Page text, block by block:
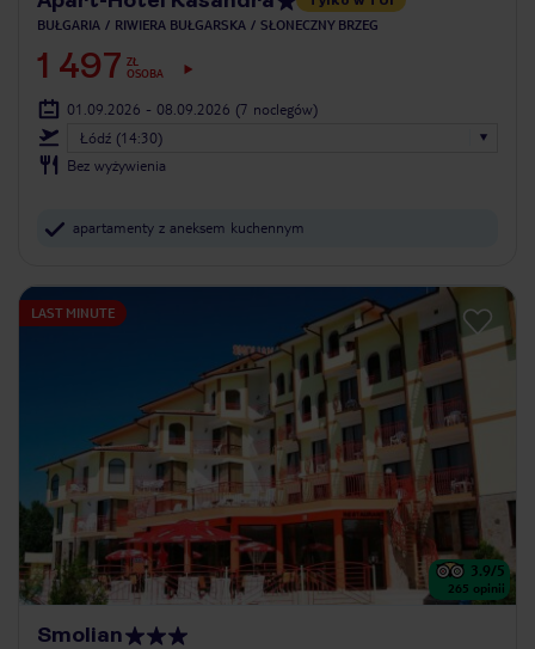
BUŁGARIA RIWIERA BUŁGARSKA SŁONECZNY BRZEG
1 497 ZŁ
OSOBA
01.09.2026 - 08.09.2026 (7 noclegów)
Łódź (14:30)
Bez wyżywienia
apartamenty z aneksem kuchennym
LAST MINUTE
3.9/5
265 opinii
Smolian